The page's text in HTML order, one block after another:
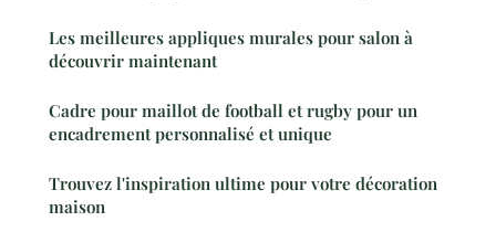
Les meilleures appliques murales pour salon à
découvrir maintenant
Cadre pour maillot de football et rugby pour un
encadrement personnalisé et unique
Trouvez l'inspiration ultime pour votre décoration
maison